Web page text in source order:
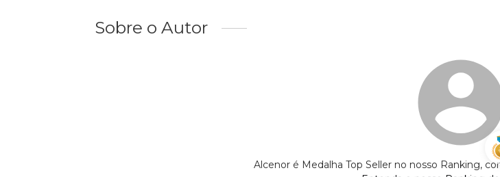
Sobre o Autor
Alcenor é Medalha Top Seller no nosso Ranking,